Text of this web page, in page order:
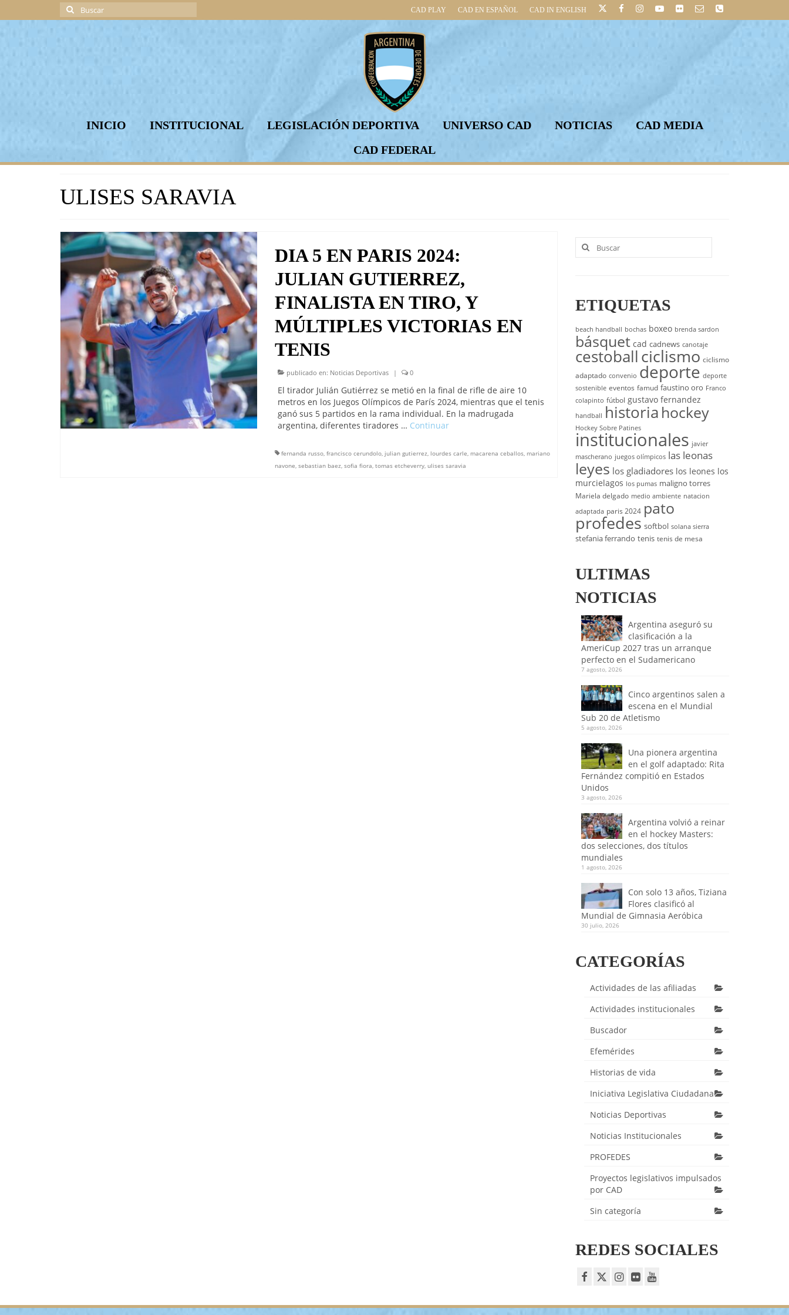
CAD PLAY CAD EN ESPAÑOL CAD IN ENGLISH
Buscar
por:
INICIO INSTITUCIONAL LEGISLACIÓN DEPORTIVA UNIVERSO CAD NOTICIAS
CAD MEDIA
CAD FEDERAL
ULISES SARAVIA
DIA 5 EN PARIS 2024:
JULIAN GUTIERREZ,
FINALISTA EN TIRO, Y
MÚLTIPLES VICTORIAS EN
TENIS
publicado en: Noticias Deportivas | 0
El tirador Julián Gutiérrez se metió en la final de rifle de aire 10
metros en los Juegos Olímpicos de París 2024, mientras que el tenis
ganó sus 5 partidos en la rama individual. En la madrugada
argentina, diferentes tiradores … Continuar
fernanda russo, francisco cerundolo, julian gutierrez, lourdes carle, macarena ceballos, mariano
navone, sebastian baez, sofia fiora, tomas etcheverry, ulises saravia
Buscar
por:
ETIQUETAS
beach handball bochas boxeo brenda sardon
básquet cad cadnews canotaje
cestoballciclismo ciclismo
adaptado convenio deporte deporte
sostenible eventos famud faustino oro Franco
colapinto fútbol gustavo fernandez
handball historia hockey
Hockey Sobre Patines
institucionales javier
mascherano juegos olímpicos las leonas
leyes los gladiadores los leones los
murcielagos los pumas maligno torres
Mariela delgado medio ambiente natacion
adaptada paris 2024 pato
profedes softbol solana sierra
stefania ferrando tenis tenis de mesa
ULTIMAS
NOTICIAS
Argentina aseguró su
clasificación a la
AmeriCup 2027 tras un arranque
perfecto en el Sudamericano
7 agosto, 2026
Cinco argentinos salen a
escena en el Mundial
Sub 20 de Atletismo
5 agosto, 2026
Una pionera argentina
en el golf adaptado: Rita
Fernández compitió en Estados
Unidos
3 agosto, 2026
Argentina volvió a reinar
en el hockey Masters:
dos selecciones, dos títulos
mundiales
1 agosto, 2026
Con solo 13 años, Tiziana
Flores clasificó al
Mundial de Gimnasia Aeróbica
30 julio, 2026
CATEGORÍAS
Actividades de las afiliadas
Actividades institucionales
Buscador
Efemérides
Historias de vida
Iniciativa Legislativa Ciudadana
Noticias Deportivas
Noticias Institucionales
PROFEDES
Proyectos legislativos impulsados
por CAD
Sin categoría
REDES SOCIALES